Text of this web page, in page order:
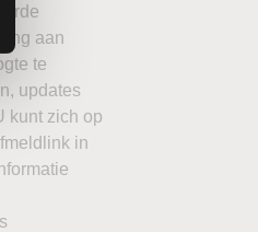
aan
te
updates
kunt zich op
in